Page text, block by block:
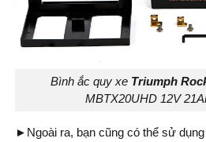
Bình ắc quy xe Triumph
MBTX20UHD 12V
► Ngoài ra, bạn cũng có thể sử